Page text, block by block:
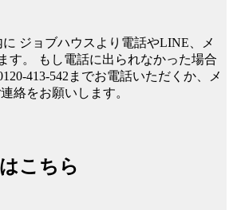
ジョブハウスより電話やLINE、メ
す。
もし電話に出られなかった場合
413-542までお電話いただくか、メ
絡をお願いします。
こちら